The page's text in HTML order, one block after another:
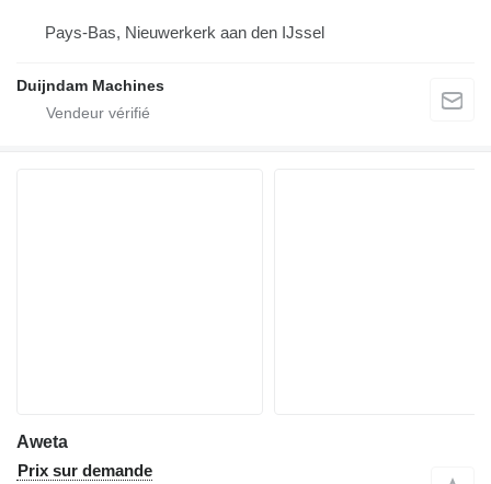
Pays-Bas, Nieuwerkerk aan den IJssel
Duijndam Machines
Aweta
Prix sur demande